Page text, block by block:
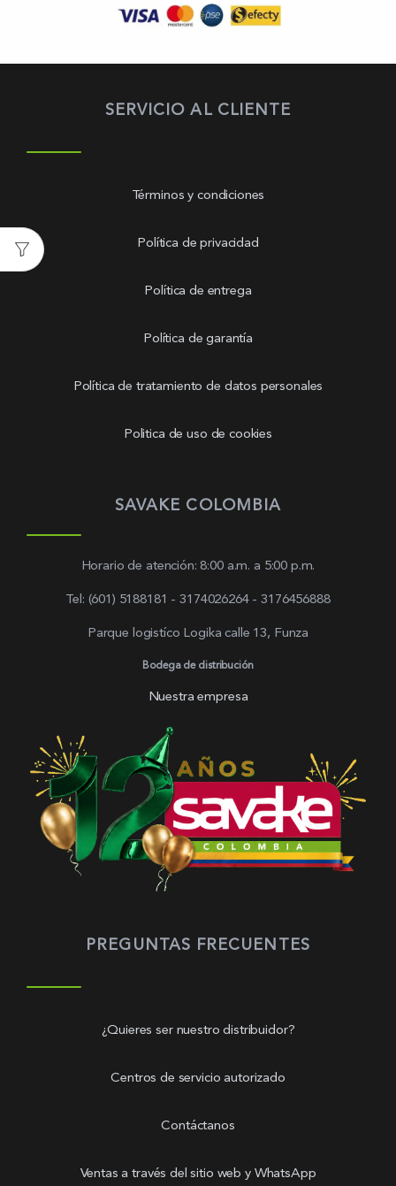
SERVICIO AL CLIENTE
Términos y condiciones
Política de privacidad
Política de entrega
Política de garantía
Política de tratamiento de datos personales
Politica de uso de cookies
SAVAKE COLOMBIA
Horario de atención: 8:00 a.m. a 5:00 p.m.
Tel: (601) 5188181 - 3174026264 - 3176456888
Parque logistíco Logika calle 13, Funza
Bodega de distribución
Nuestra empresa
PREGUNTAS FRECUENTES
¿Quieres ser nuestro distribuidor?
Centros de servicio autorizado
Contáctanos
Ventas a través del sitio web y WhatsApp